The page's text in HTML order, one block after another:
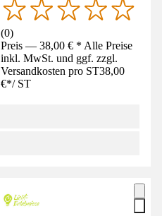
(0)
Preis — 38,00 € * Alle Preise
inkl. MwSt. und ggf. zzgl.
Versandkosten pro ST38,00
€*/ ST